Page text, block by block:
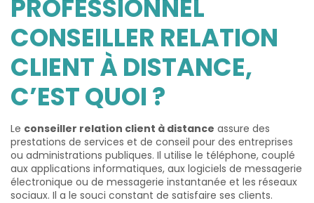
PROFESSIONNEL
CONSEILLER RELATION
CLIENT À DISTANCE,
C’EST QUOI ?
Le conseiller relation client à distance assure des
prestations de services et de conseil pour des entreprises
ou administrations publiques. Il utilise le téléphone, couplé
aux applications informatiques, aux logiciels de messagerie
électronique ou de messagerie instantanée et les réseaux
sociaux. Il a le souci constant de satisfaire ses clients.